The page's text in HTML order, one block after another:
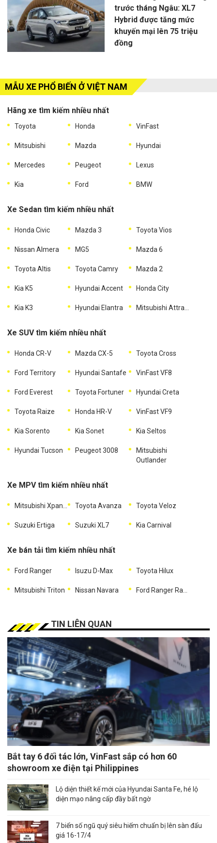
trước tháng Ngâu: XL7
Hybrid được tăng mức
khuyến mại lên 75 triệu
đồng
MẪU XE PHỔ BIẾN Ở VIỆT NAM
Hãng xe tìm kiếm nhiều nhất
Toyota Honda VinFast
Mitsubishi Mazda Hyundai
Mercedes Peugeot Lexus
Kia Ford BMW
Xe Sedan tìm kiếm nhiều nhất
Honda Civic Mazda 3 Toyota Vios
Nissan Almera MG5 Mazda 6
Toyota Altis Toyota Camry Mazda 2
Kia K5 Hyundai Accent Honda City
Kia K3 Hyundai Elantra
Xe SUV tìm kiếm nhiều nhất
Honda CR-V Mazda CX-5 Toyota Cross
Ford Territory Hyundai Santafe VinFast VF8
Ford Everest Toyota Fortuner Hyundai Creta
Toyota Raize Honda HR-V VinFast VF9
Kia Sorento Kia Sonet Kia Seltos
Hyundai Tucson Peugeot 3008
Mitsubishi
Outlander
Xe MPV tìm kiếm nhiều nhất
Toyota Avanza Toyota Veloz
Suzuki Ertiga Suzuki XL7 Kia Carnival
Xe bán tải tìm kiếm nhiều nhất
Ford Ranger Isuzu D-Max Toyota Hilux
Mitsubishi Triton Nissan Navara
TIN LIÊN QUAN
Bắt tay 6 đối tác lớn, VinFast sắp có hơn 60
showroom xe điện tại Philippines
Lộ diện thiết kế mới của Hyundai Santa Fe, hé lộ
diện mạo nâng cấp đầy bất ngờ
7 biển số ngũ quý siêu hiếm chuẩn bị lên sàn đấu
giá 16-17/4